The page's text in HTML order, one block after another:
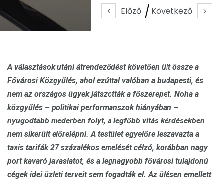
Előző Következő
A választások utáni átrendeződést követően ült össze a
Fővárosi Közgyűlés, ahol ezúttal valóban a budapesti, és
nem az országos ügyek játszották a főszerepet. Noha a
közgyűlés – politikai performanszok hiányában –
nyugodtabb mederben folyt, a legfőbb vitás kérdésekben
nem sikerült előrelépni. A testület egyelőre leszavazta a
taxis tarifák 27 százalékos emelését célzó, korábban nagy
port kavaró javaslatot, és a legnagyobb fővárosi tulajdonú
cégek idei üzleti terveit sem fogadták el. Az ülésen emellett